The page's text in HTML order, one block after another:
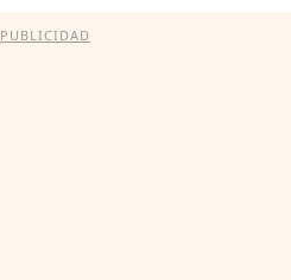
PUBLICIDAD